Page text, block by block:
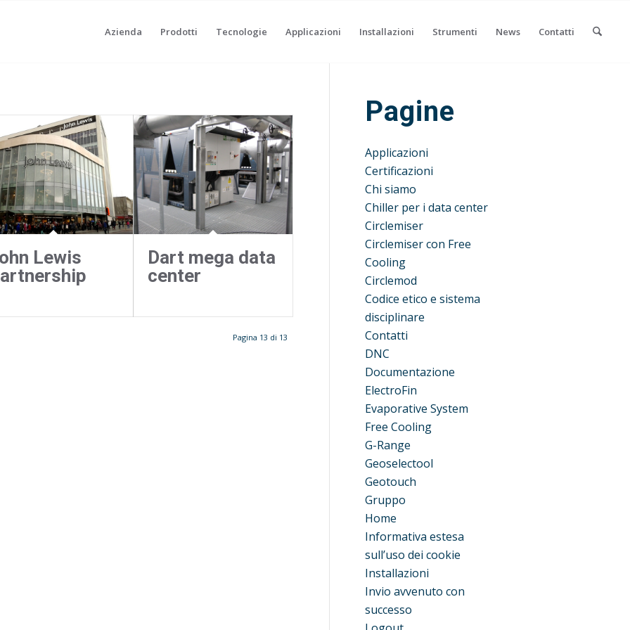
Azienda Prodotti Tecnologie Applicazioni Installazioni Strumenti News Contatti
Lewis
Dart mega data
center
Pagina 13 di 13
Pagine
Applicazioni
Certificazioni
Chi siamo
Chiller per i data center
Circlemiser
Circlemiser con Free
Cooling
Circlemod
Codice etico e sistema
disciplinare
Contatti
DNC
Documentazione
ElectroFin
Evaporative System
Free Cooling
G-Range
Geoselectool
Geotouch
Gruppo
Home
Informativa estesa
sull’uso dei cookie
Installazioni
Invio avvenuto con
successo